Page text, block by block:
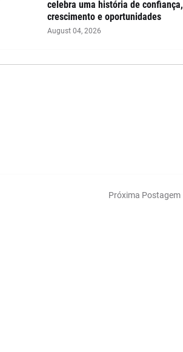
celebra uma história de confiança,
crescimento e oportunidades
August 04, 2026
Próxima Postagem